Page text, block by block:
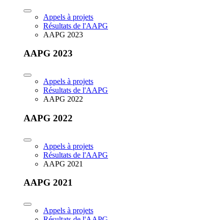
Appels à projets
Résultats de l'AAPG
AAPG 2023
AAPG 2023
Appels à projets
Résultats de l'AAPG
AAPG 2022
AAPG 2022
Appels à projets
Résultats de l'AAPG
AAPG 2021
AAPG 2021
Appels à projets